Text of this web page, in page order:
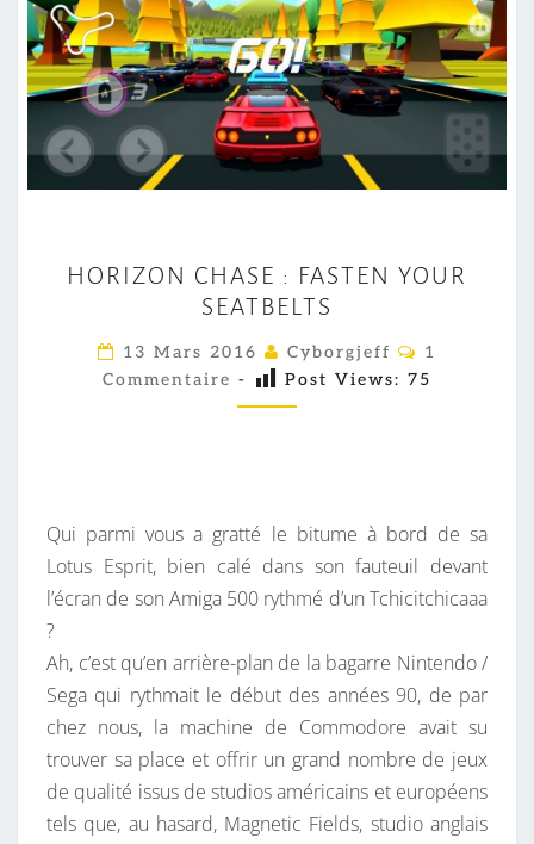
O
R
I
Z
O
A
S
E
F
A
S
T
E
N
HORIZON CHASE : FASTEN YOUR
SEATBELTS
13 Mars 2016 Cyborgjeff
C
M
E
1
Commentaire - Post Views: 75
Qui parmi vous a gratté le bitume à bord de sa
Lotus Esprit, bien calé dans son fauteuil devant
l’écran de son Amiga 500 rythmé d’un Tchicitchicaaa
?
Ah, c’est qu’en arrière-plan de la bagarre Nintendo /
Sega qui rythmait le début des années 90, de par
chez nous, la machine de Commodore avait su
trouver sa place et offrir un grand nombre de jeux
de qualité issus de studios américains et européens
tels que, au hasard, Magnetic Fields, studio anglais